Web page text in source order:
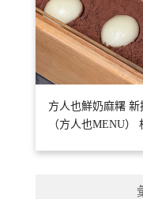
方人也鮮奶麻糬 新
（方人也MENU